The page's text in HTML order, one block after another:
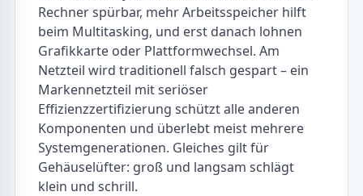
Rechner spürbar, mehr Arbeitsspeicher hilft
beim Multitasking, und erst danach lohnen
Grafikkarte oder Plattformwechsel. Am
Netzteil wird traditionell falsch gespart – ein
Markennetzteil mit seriöser
Effizienzzertifizierung schützt alle anderen
Komponenten und überlebt meist mehrere
Systemgenerationen. Gleiches gilt für
Gehäuselüfter: groß und langsam schlägt
klein und schrill.